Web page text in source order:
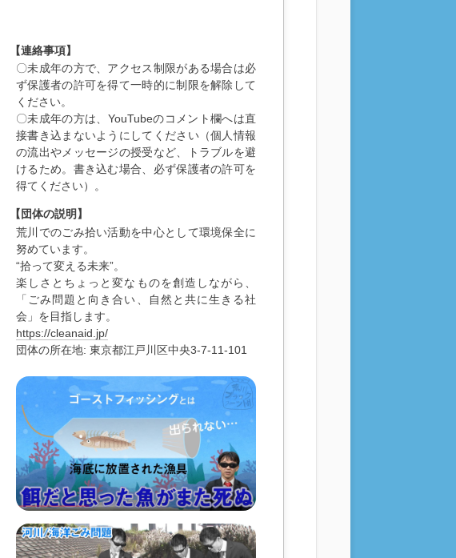
【連絡事項】
〇未成年の方で、アクセス制限がある場合は必
ず保護者の許可を得て一時的に制限を解除して
ください。
〇未成年の方は、YouTubeのコメント欄へは直
接書き込まないようにしてください（個人情報
の流出やメッセージの授受など、トラブルを避
けるため。書き込む場合、必ず保護者の許可を
得てください）。
【団体の説明】
荒川でのごみ拾い活動を中心として環境保全に
努めています。
“拾って変える未来”。
楽しさとちょっと変なものを創造しながら、
「ごみ問題と向き合い、自然と共に生きる社
会」を目指します。
https://cleanaid.jp/
団体の所在地: 東京都江戸川区中央3-7-11-101